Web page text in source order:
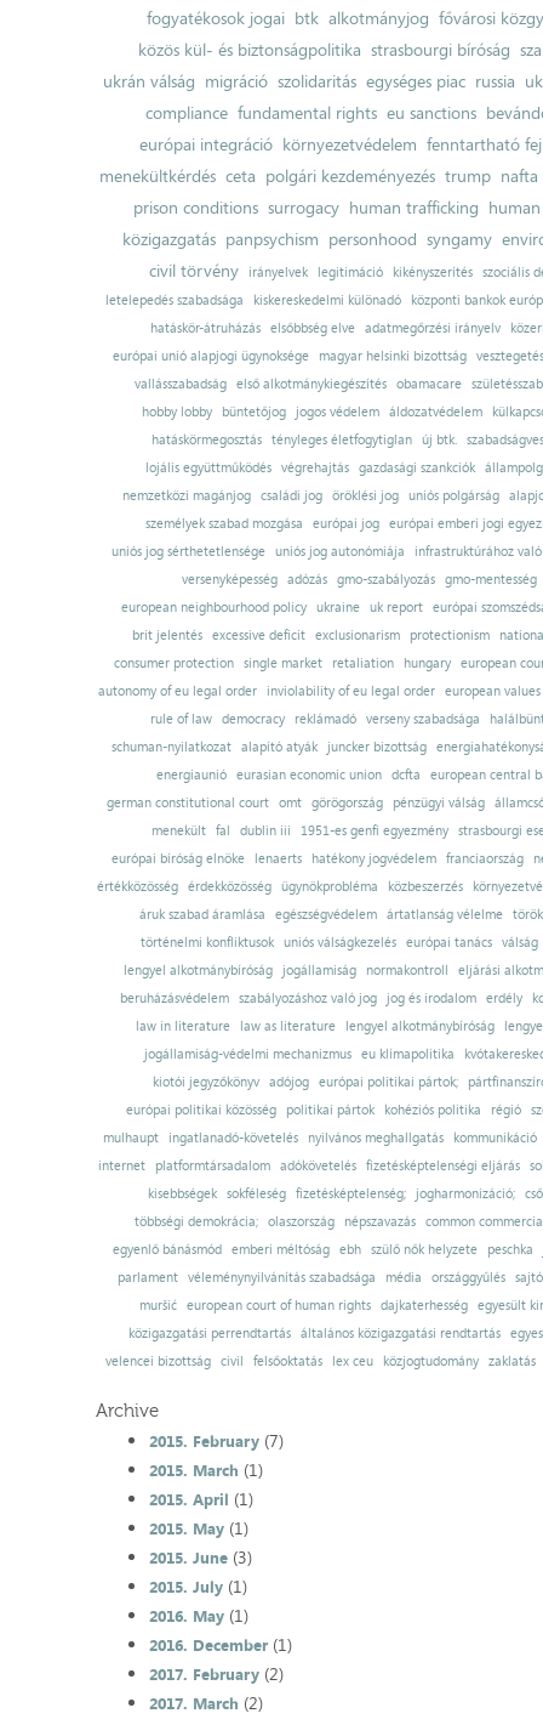
fogyatékosok jogai btk alkotmányjog fővárosi
közös kül- és biztonságpolitika strasbourgi bíróság
ukrán válság migráció szolidaritás egységes piac russia
compliance fundamental rights eu sanctions
európai integráció környezetvédelem fenntartható
menekültkérdés ceta polgári kezdeményezés trump nafta
prison conditions surrogacy human trafficking
közigazgatás panpsychism personhood syngamy
civil törvény
irányelvek legitimáció kikényszerítés szociális
letelepedés szabadsága
kiskereskedelmi különadó
központi bankok
hatáskör-átruházás
elsőbbség elve adatmegőrzési irányelv
európai unió alapjogi ügynoksége
magyar helsinki bizottság
vesztegetés
vallásszabadság
első alkotmánykiegészítés obamacare
hobby lobby
büntetőjog jogos védelem áldozatvédelem
hatáskörmegosztás tényleges életfogytiglan új btk.
lojális együttműködés
végrehajtás gazdasági szankciók
nemzetközi magánjog
családi jog öröklési jog uniós polgárság
személyek szabad mozgása
európai jog európai emberi jogi
uniós jog sérthetetlensége uniós jog autonómiája
infrastruktúrához
versenyképesség adózás gmo-szabályozás gmo-mentesség
european neighbourhood policy
ukraine uk report
európai
brit jelentés excessive deficit exclusionarism protectionism
consumer protection
single market retaliation hungary
european
autonomy of eu legal order
inviolability of eu legal order
european values
rule of law
democracy reklámadó verseny szabadsága
schuman-nyilatkozat alapító atyák juncker bizottság
energiaunió eurasian economic union dcfta
european central
german constitutional court
omt görögország pénzügyi válság
menekült
fal dublin iii 1951-es genfi egyezmény
strasbourgi
európai bíróság elnöke
lenaerts hatékony jogvédelem franciaország
értékközösség
érdekközösség ügynökprobléma közbeszerzés
áruk szabad áramlása
egészségvédelem ártatlanság vélelme
történelmi konfliktusok uniós válságkezelés európai tanács válság
lengyel alkotmánybíróság
jogállamiság normakontroll
eljárási
beruházásvédelem
szabályozáshoz való jog jog és irodalom erdély
law in literature
law as literature lengyel alkotmánybíróság
jogállamiság-védelmi mechanizmus
eu klímapolitika
kiotói jegyzőkönyv adójog európai politikai pártok;
európai politikai közösség
politikai pártok kohéziós politika régió
mulhaupt
ingatlanadó-követelés nyilvános meghallgatás
kommunikáció
internet
platformtársadalom adókövetelés fizetésképtelenségi eljárás
kisebbségek sokféleség fizetésképtelenség; jogharmonizáció;
többségi demokrácia; olaszország népszavazás common
egyenlő bánásmód emberi méltóság ebh szülő nők helyzete
peschka
parlament
véleménynyilvánítás szabadsága média országgyűlés
muršić
european court of human rights dajkaterhesség
egyesült
közigazgatási perrendtartás
általános közigazgatási rendtartás
velencei bizottság
civil felsőoktatás lex ceu közjogtudomány zaklatás
Archive
2015. February(7)
2015. March (1)
2015. April (1)
2015. May(1)
2015. June(3)
2015. July(1)
2016. May(1)
2016. December(1)
2017. February(2)
2017. March (2)